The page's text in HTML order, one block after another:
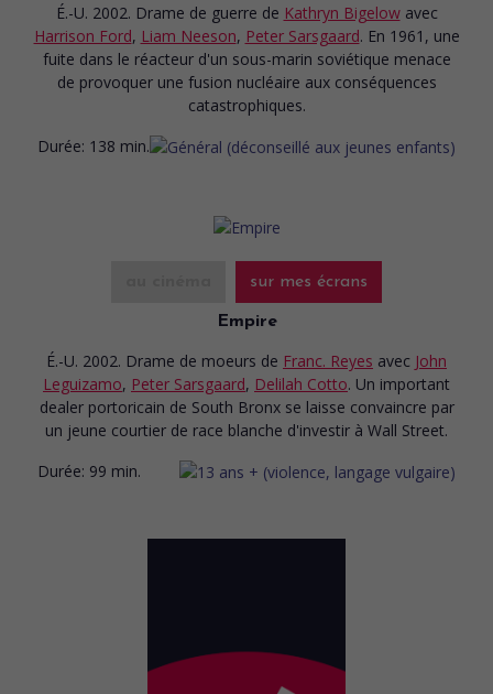
É.-U. 2002. Drame de guerre de Kathryn Bigelow avec
Harrison Ford, Liam Neeson, Peter Sarsgaard. En 1961, une
fuite dans le réacteur d'un sous-marin soviétique menace
de provoquer une fusion nucléaire aux conséquences
catastrophiques.
Durée: 138 min.
sur mes écrans
Empire
É.-U. 2002. Drame de moeurs de Franc. Reyes avec John
Leguizamo, Peter Sarsgaard, Delilah Cotto. Un important
dealer portoricain de South Bronx se laisse convaincre par
un jeune courtier de race blanche d'investir à Wall Street.
Durée: 99 min.